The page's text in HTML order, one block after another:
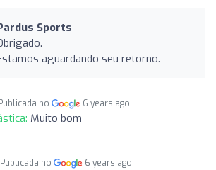
Sports
aguardando seu retorno.
Publicada no 6 years ago
Muito bom
Publicada no 6 years ago